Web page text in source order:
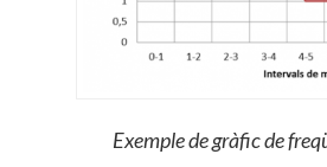
Exemple de gràfic de